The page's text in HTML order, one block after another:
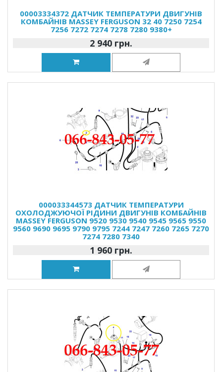
00003334372 ДАТЧИК ТЕМПЕРАТУРИ ДВИГУНІВ
КОМБАЙНІВ MASSEY FERGUSON 32 40 7250 7254
7256 7272 7274 7278 7280 9380+
2 940 грн.
000033344573 ДАТЧИК ТЕМПЕРАТУРИ
ОХОЛОДЖУЮЧОЇ РІДИНИ ДВИГУНІВ КОМБАЙНІВ
MASSEY FERGUSON 9520 9530 9540 9545 9565 9550
9560 9690 9695 9790 9795 7244 7247 7260 7265 7270
7274 7280 7340
1 960 грн.